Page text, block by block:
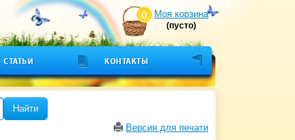
0 Моя корзина
(пусто)
СТАТЬИ КОНТАКТЫ
Найти
Версия для печати